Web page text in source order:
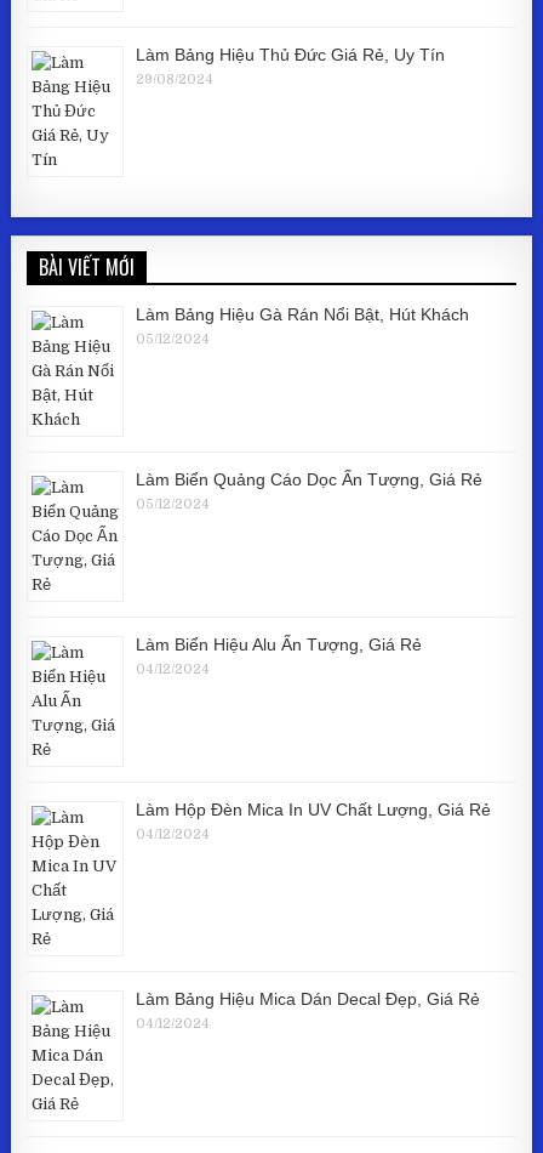
Làm Bảng Hiệu Thủ Đức Giá Rẻ, Uy Tín
29/08/2024
BÀI VIẾT MỚI
Làm Bảng Hiệu Gà Rán Nổi Bật, Hút Khách
05/12/2024
Làm Biển Quảng Cáo Dọc Ấn Tượng, Giá Rẻ
05/12/2024
Làm Biển Hiệu Alu Ấn Tượng, Giá Rẻ
04/12/2024
Làm Hộp Đèn Mica In UV Chất Lượng, Giá Rẻ
04/12/2024
Làm Bảng Hiệu Mica Dán Decal Đẹp, Giá Rẻ
04/12/2024